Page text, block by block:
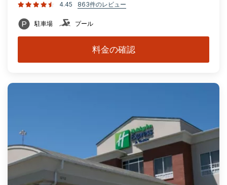
4.45 863件のレビュー
駐車場 プール
料金の確認